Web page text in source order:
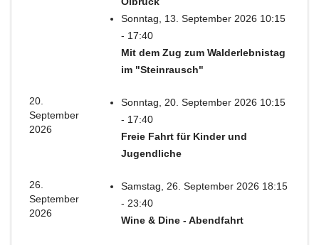
Sonntag, 13. September 2026 10:15
- 17:40
Mit dem Zug zum Walderlebnistag
im "Steinrausch"
20.
September
2026
Sonntag, 20. September 2026 10:15
- 17:40
Freie Fahrt für Kinder und
Jugendliche
26.
September
2026
Samstag, 26. September 2026 18:15
- 23:40
Wine & Dine - Abendfahrt